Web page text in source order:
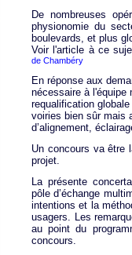
De nombreuses
physionomie du
boulevards, et plus
Voir l'article à ce
de Chambéry
En réponse aux
nécessaire à l'équipe
requalification
voiries bien sûr mais
d’alignement,
Un concours va être
projet.
La présente
pôle d’échange
intentions et la
usagers. Les
au point du
concours.